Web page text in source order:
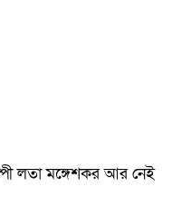
লতা মঙ্গেশকর আর নেই